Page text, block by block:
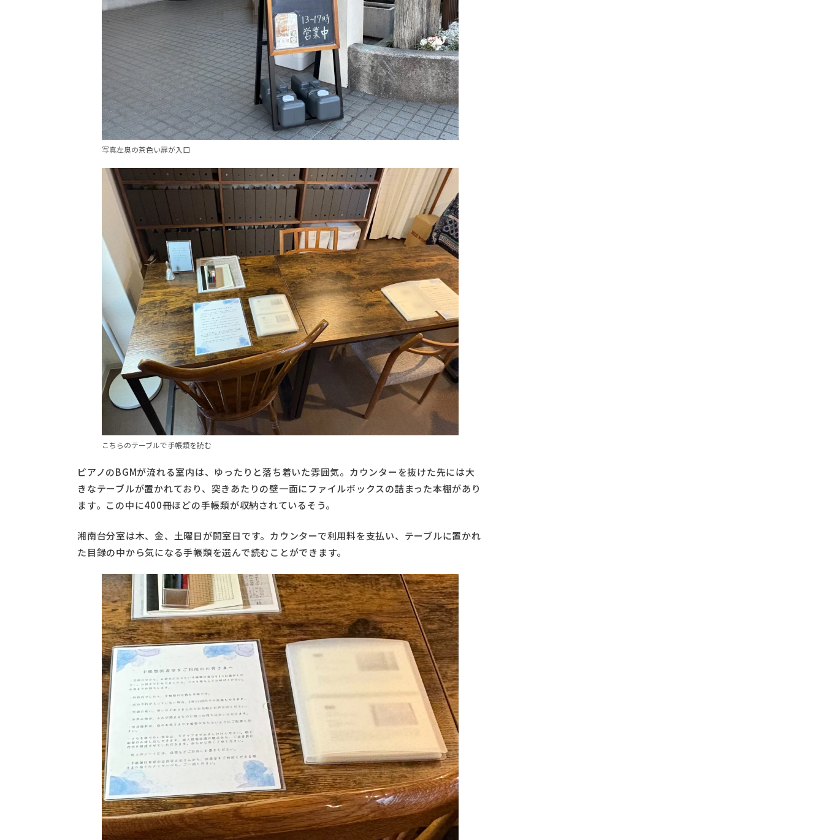
写真左奥の茶色い扉が入口
こちらのテーブルで手帳類を読む
ピアノのBGMが流れる室内は、ゆったりと落ち着いた雰囲気。カウンターを抜けた先には大
きなテーブルが置かれており、突きあたりの壁一面にファイルボックスの詰まった本棚があり
ます。この中に400冊ほどの手帳類が収納されているそう。
湘南台分室は木、金、土曜日が開室日です。カウンターで利用料を支払い、テーブルに置かれ
た目録の中から気になる手帳類を選んで読むことができます。